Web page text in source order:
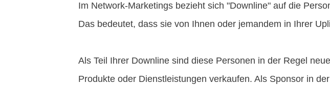
Im Network-Marketings bezieht sich "Downline" auf die
Das bedeutet, dass sie von Ihnen oder jemandem in Ihrer
Als Teil Ihrer Downline sind diese Personen in der Regel
Produkte oder Dienstleistungen verkaufen. Als Sponsor in